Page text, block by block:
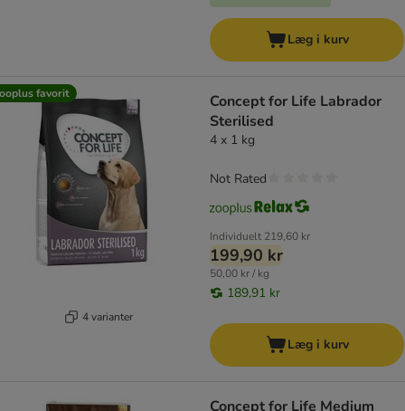
Læg i kurv
favorit
4 varianter
Concept for Life Labrador
Sterilised
4 x 1 kg
Individuelt 219,60 kr
199,90 kr
50,00 kr / kg
189,91 kr
Not Rated
Læg i kurv
Concept for Life Medium